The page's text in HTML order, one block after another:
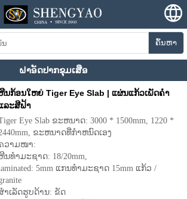
ຄົ້ນຫາ
ຝາອັດປາກຂຸມເສືອ
ນກ້ອນໃຫຍ່ Tiger Eye Slab | ແຜ່ນແກ້ວເພັດຄຳ
ລະສີຟ້າ
Eye Slab ຂະຫນາດ: 3000 * 1500mm, 1220 *
ຂະຫນາດທີ່ກໍາຫນົດເອງ
ວາມໜາ:
ນທໍາມະຊາດ: 18/20mm,
5mm ແກນທໍາມະຊາດ 15mm ແກ້ວ /
າເລັດຮູບດ້ານ: ຂັດ